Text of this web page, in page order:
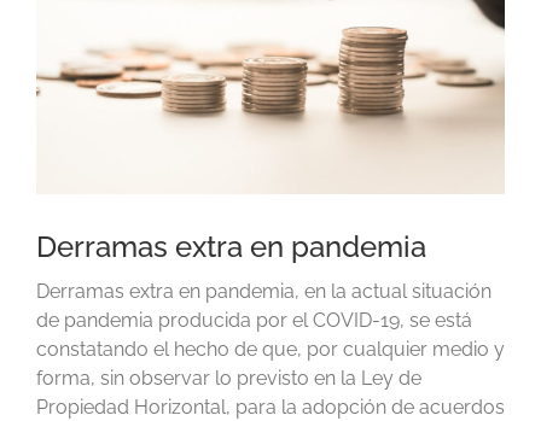
Derramas extra en pandemia
Derramas extra en pandemia, en la actual situación
de pandemia producida por el COVID-19, se está
constatando el hecho de que, por cualquier medio y
forma, sin observar lo previsto en la Ley de
Propiedad Horizontal, para la adopción de acuerdos